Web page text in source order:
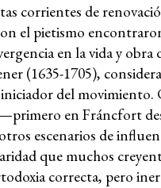
corrientes de
el pietismo
en la vida y obra
(1635-1705),
del movimiento.
en Fráncfort
escenarios de
que muchos
correcta, pero